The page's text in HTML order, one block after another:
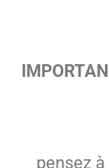
pensez